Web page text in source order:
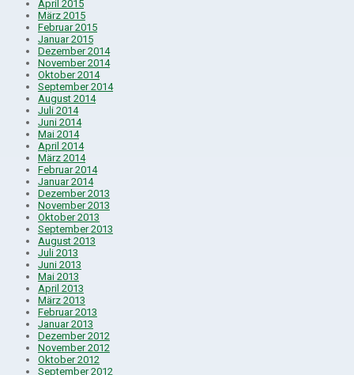
April 2015
März 2015
Februar 2015
Januar 2015
Dezember 2014
November 2014
Oktober 2014
September 2014
August 2014
Juli 2014
Juni 2014
Mai 2014
April 2014
März 2014
Februar 2014
Januar 2014
Dezember 2013
November 2013
Oktober 2013
September 2013
August 2013
Juli 2013
Juni 2013
Mai 2013
April 2013
März 2013
Februar 2013
Januar 2013
Dezember 2012
November 2012
Oktober 2012
September 2012